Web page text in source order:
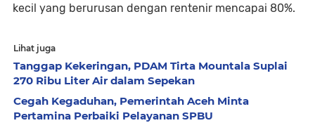
kecil yang berurusan dengan rentenir mencapai 80%.
Lihat juga
Tanggap Kekeringan, PDAM Tirta Mountala Suplai
270 Ribu Liter Air dalam Sepekan
Cegah Kegaduhan, Pemerintah Aceh Minta
Pertamina Perbaiki Pelayanan SPBU